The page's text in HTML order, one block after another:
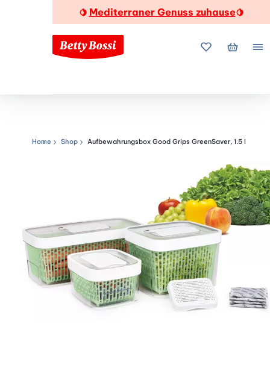
🍋 Mediterraner Genuss zuhause🍋
MeineMein
Navigationspfad
Home Shop Aufbewahrungsbox Good Grips GreenSaver, 1.5 l